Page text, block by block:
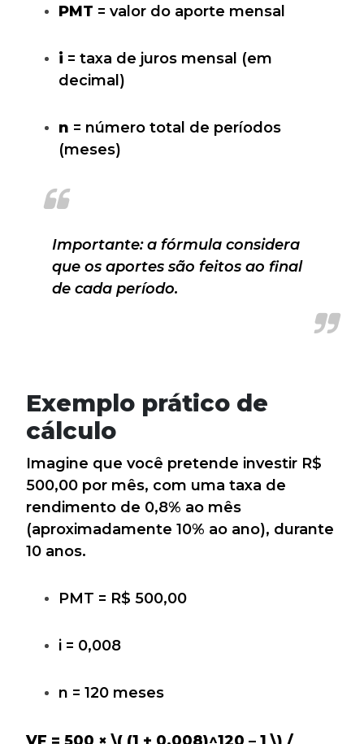
PMT = valor do aporte mensal
i = taxa de juros mensal (em
decimal)
n = número total de períodos
(meses)
Importante: a fórmula considera
que os aportes são feitos ao final
de cada período.
Exemplo prático de
cálculo
Imagine que você pretende investir R$
500,00 por mês, com uma taxa de
rendimento de 0,8% ao mês
(aproximadamente 10% ao ano), durante
10 anos.
PMT = R$ 500,00
i = 0,008
n = 120 meses